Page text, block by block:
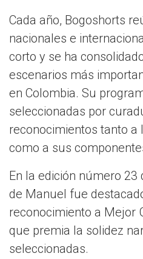
Cada año, Bogoshorts
nacionales e
corto y se ha
escenarios más
en Colombia. Su
seleccionadas por
reconocimientos tanto a
como a sus
En la edición número
de Manuel fue
reconocimiento a Mejor
que premia la solidez
seleccionadas.